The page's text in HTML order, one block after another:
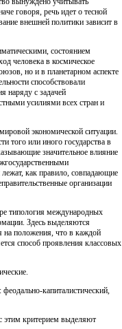
говоря, речь идет о тесной
внешней политики зависит в
состоянием
человека в космическое
но и в планетарном аспекте
способствовали
наряду с задачей
усилиями всех стран и
экономической ситуации.
того или иного государства в
значительное влияние
как правило, совпадающие
организации
типология международных
Здесь выделяются
на положения, что в каждой
способ проявления классовых
капиталистический,
этим критерием выделяют